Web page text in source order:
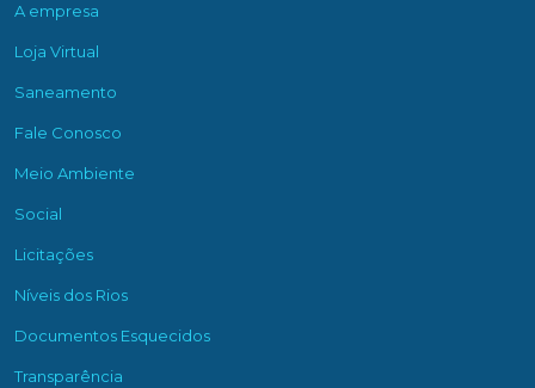
A empresa
Loja Virtual
Saneamento
Fale Conosco
Meio Ambiente
Social
Licitações
Níveis dos Rios
Documentos Esquecidos
Transparência